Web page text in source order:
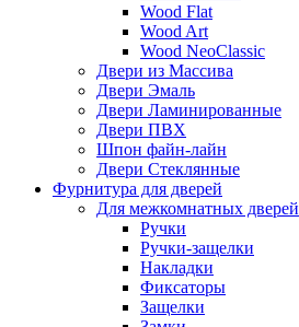
Wood Flat
Wood Art
Wood NeoClassic
Двери из Массива
Двери Эмаль
Двери Ламинированные
Двери ПВХ
Шпон файн-лайн
Двери Стеклянные
Фурнитура для дверей
Для межкомнатных дверей
Ручки
Ручки-защелки
Накладки
Фиксаторы
Защелки